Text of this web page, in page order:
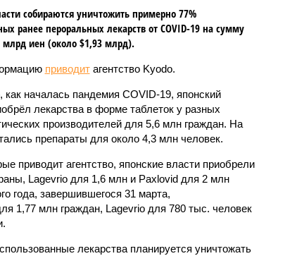
собираются уничтожить примерно 77%
ранее пероральных лекарств от COVID-19 на сумму
млрд иен (около $1,93 млрд).
приводитагентство Kyodo.
как началась пандемия COVID-19, японский
лекарства в форме таблеток у разных
производителей для 5,6 млн граждан. На
препараты для около 4,3 млн человек.
приводит агентство, японские власти приобрели
Lagevrio для 1,6 млн и Paxlovid для 2 млн
года, завершившегося 31 марта,
1,77 млн граждан, Lagevrio для 780 тыс. человек
лекарства планируется уничтожать